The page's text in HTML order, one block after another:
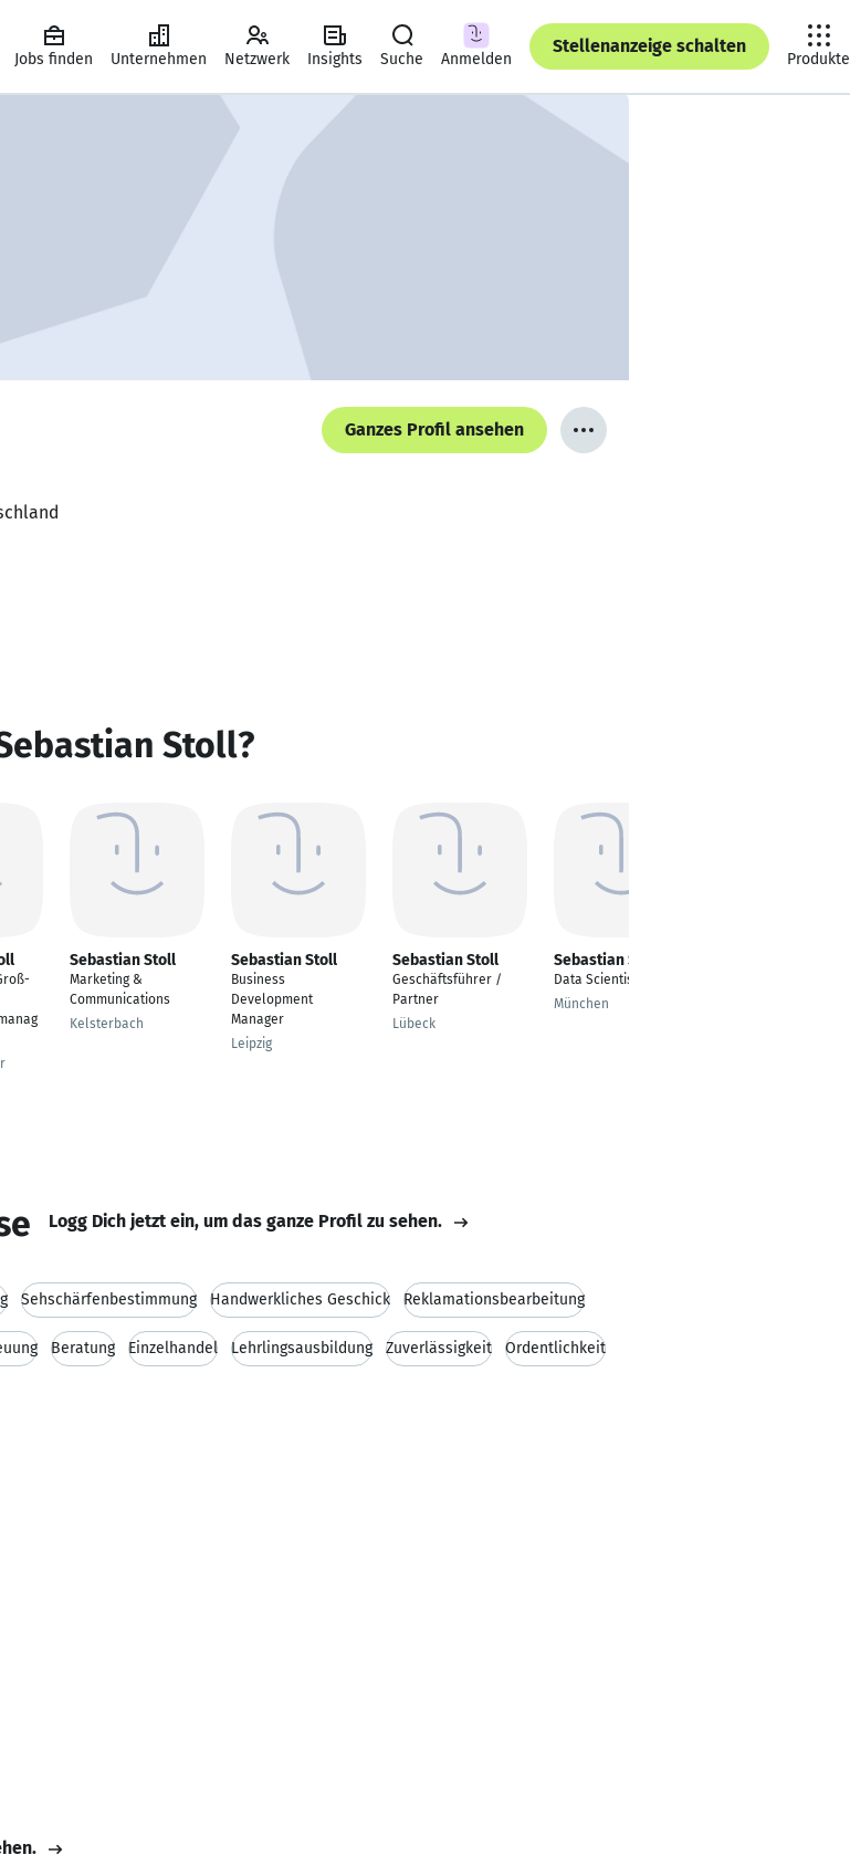
Jobs finden Unternehmen Netzwerk Insights Suche Anmelden
Stellenanzeige schalten
Produkte
Ganzes Profil ansehen
Stoll?
Sebastian Stoll
Marketing &
Communications
Kelsterbach
Sebastian Stoll
Business
Development
Manager
Leipzig
Sebastian Stoll
Geschäftsführer /
Partner
Lübeck
Sebastian Stoll
Data Scientist
München
Logg Dich jetzt ein, um das ganze Profil zu sehen.
Sehschärfenbestimmung Handwerkliches Geschick Reklamationsbearbeitung
Beratung Einzelhandel Lehrlingsausbildung Zuverlässigkeit Ordentlichkeit